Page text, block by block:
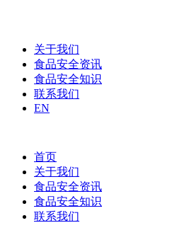
关于我们
食品安全资讯
食品安全知识
联系我们
EN
首页
关于我们
食品安全资讯
食品安全知识
联系我们